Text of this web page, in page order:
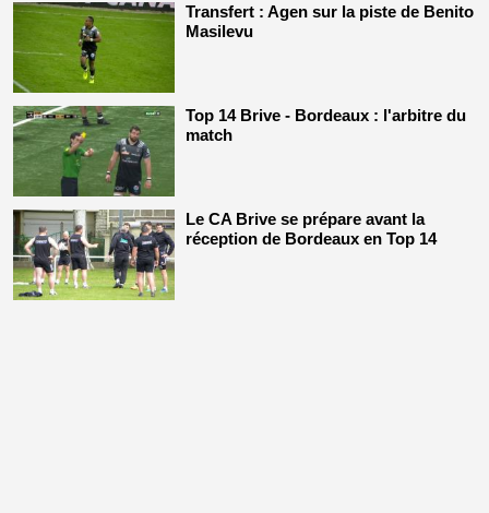
Transfert : Agen sur la piste de Benito
Masilevu
Top 14 Brive - Bordeaux : l'arbitre du
match
Le CA Brive se prépare avant la
réception de Bordeaux en Top 14